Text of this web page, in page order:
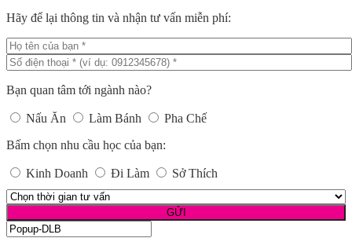
Hãy để lại thông tin và nhận tư vấn miễn phí:
Bạn quan tâm tới ngành nào?
Nấu Ăn Làm Bánh
Pha Chế
Bấm chọn nhu cầu học của bạn:
Kinh Doanh Đi Làm Sở Thích